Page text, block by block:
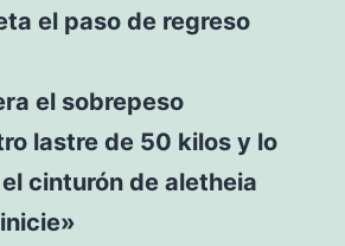
el paso de regreso
el sobrepeso
lastre de 50 kilos y lo
cinturón de aletheia